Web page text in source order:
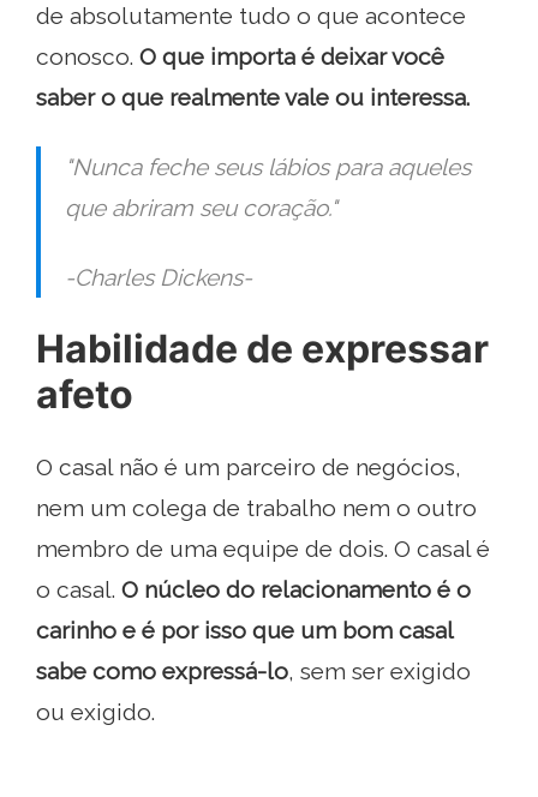
de absolutamente tudo o que acontece
conosco. O que importa é deixar você
saber o que realmente vale ou interessa.
"Nunca feche seus lábios para aqueles
que abriram seu coração."
-Charles Dickens-
Habilidade de expressar
afeto
O casal não é um parceiro de negócios,
nem um colega de trabalho nem o outro
membro de uma equipe de dois. O casal é
o casal. O núcleo do relacionamento é o
carinho e é por isso que um bom casal
sabe como expressá-lo, sem ser exigido
ou exigido.